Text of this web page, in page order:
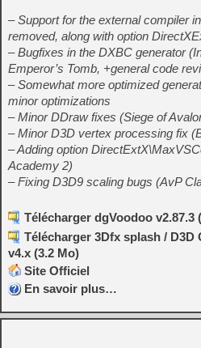
– Support for the external compiler
removed, along with option
– Bugfixes in the DXBC generator
Emperor’s Tomb, +general code
– Somewhat more optimized
minor optimizations
– Minor DDraw fixes (Siege of
– Minor D3D vertex processing fix
– Adding option
Academy 2)
– Fixing D3D9 scaling bugs (AvP
Télécharger dgVoodoo v2.87.3
Télécharger 3Dfx splash /
v4.x (3.2 Mo)
Site Officiel
En savoir plus…